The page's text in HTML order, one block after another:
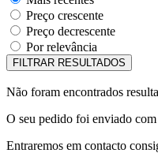
Preço crescente
Preço decrescente
Por relevância
Não foram encontrados
O seu pedido foi enviado com
Entraremos em contacto